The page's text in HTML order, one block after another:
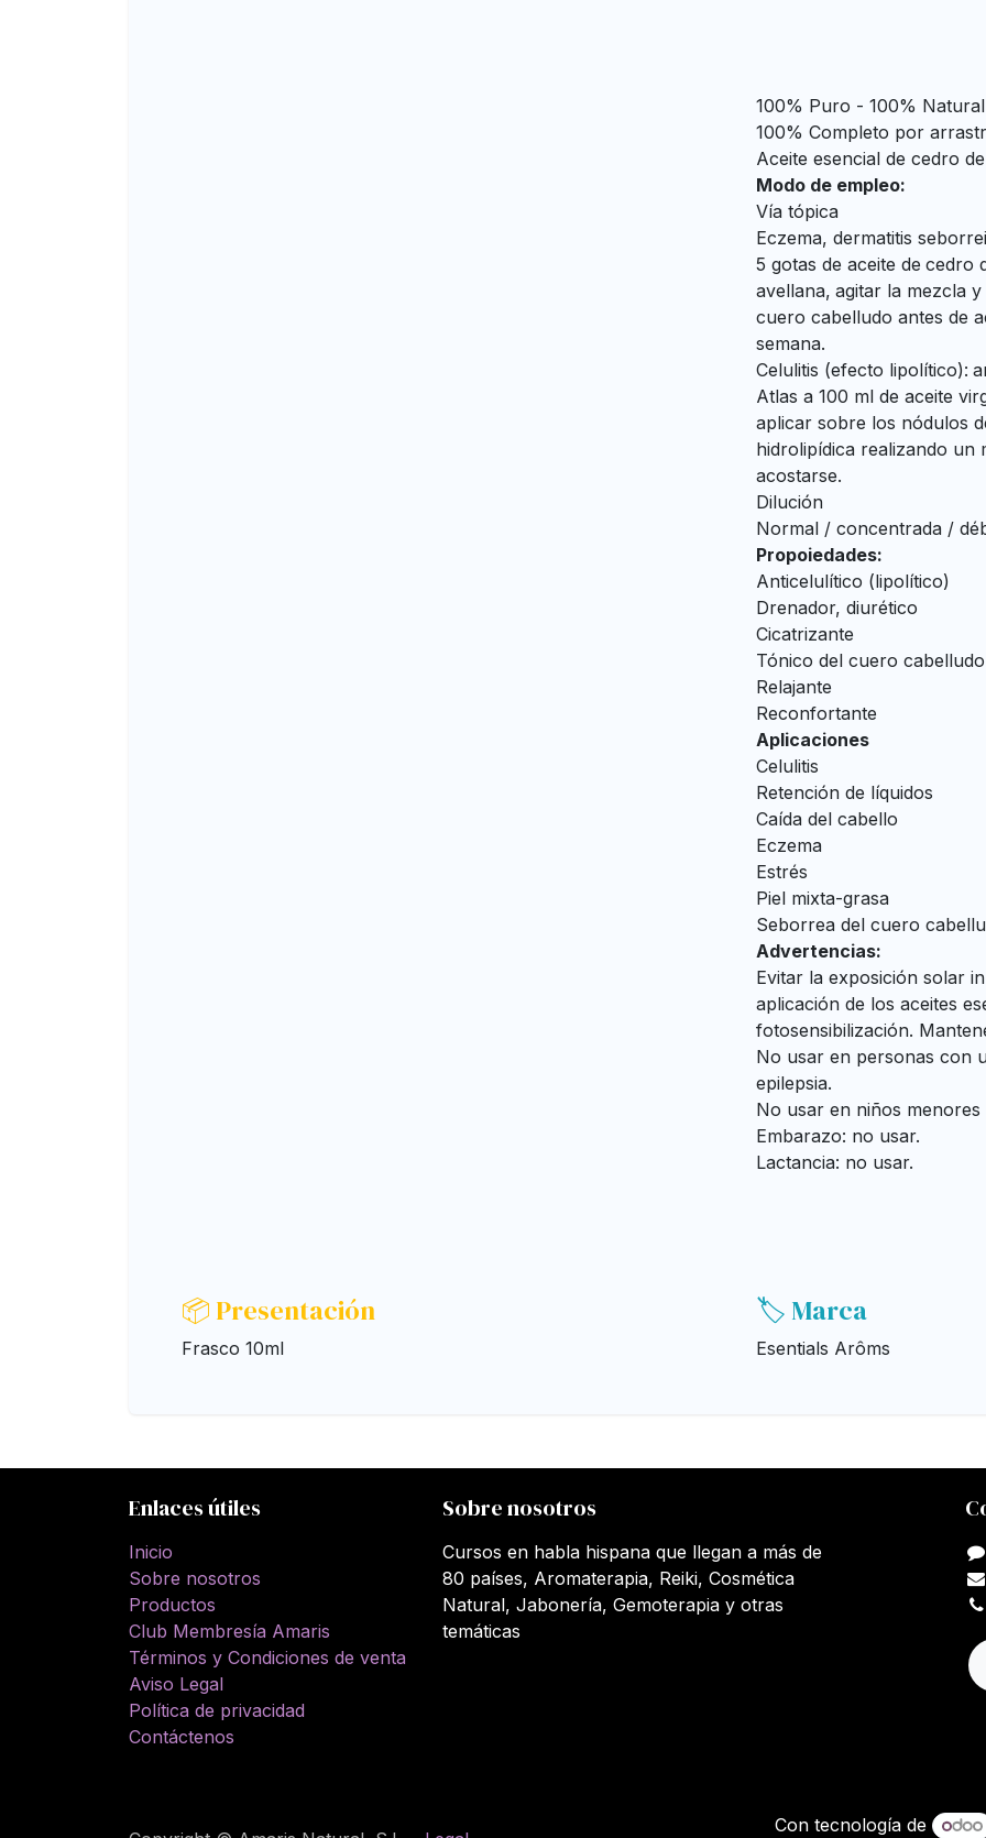
100% Puro - 100% Natural
100% Completo por
Aceite esencial de cedro
Modo de empleo:
Vía tópica
Eczema, dermatitis
5 gotas de aceite de cedro
avellana, agitar la mezcla
cuero cabelludo antes de
semana.
Celulitis (efecto lipolítico):
Atlas a 100 ml de aceite
aplicar sobre los nódulos
hidrolipídica realizando un
acostarse.
Dilución
Normal / concentrada /
Propoiedades:
Anticelulítico (lipolítico)
Drenador, diurético
Cicatrizante
Tónico del cuero cabelludo
Relajante
Reconfortante
Aplicaciones
Celulitis
Retención de líquidos
Caída del cabello
Eczema
Estrés
Piel mixta-grasa
Seborrea del cuero
Advertencias:
Evitar la exposición solar
aplicación de los aceites
fotosensibilización.
No usar en personas con
epilepsia.
No usar en niños menores
Embarazo: no usar.
Lactancia: no usar.
📦 Presentación
Frasco 10ml
🏷️ Marca
Esentials Arôms
Enlaces útiles
Inicio
Sobre nosotros
Productos
Club Membresía Amaris
Términos y Condiciones de venta
Aviso Legal
Política de privacidad
Contáctenos
Sobre nosotros
Cursos en habla hispana que llegan a más de
80 países, Aromaterapia, Reiki, Cosmética
Natural, Jabonería, Gemoterapia y otras
temáticas
Con tecnología de